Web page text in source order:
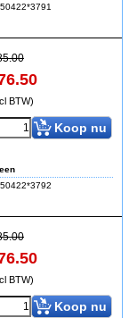
BTW)
Koop nu
BTW)
Koop nu